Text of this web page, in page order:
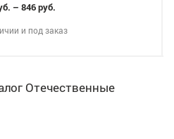
– 846 руб.
и под заказ
Отечественные